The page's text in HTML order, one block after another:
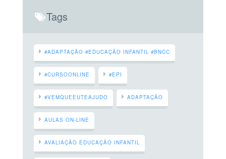
Tags
#ADAPTAÇÃO #EDUCAÇÃO INFANTIL #BNCC
#CURSOONLINE #EPI
#VEMQUEEUTEAJUDO ADAPTAÇÃO
AULAS ON-LINE
AVALIAÇÃO EDUCAÇÃO INFANTIL